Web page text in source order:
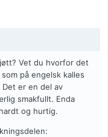
Vet du hvorfor det
på engelsk kalles
er en del av
smakfullt. Enda
og hurtig.